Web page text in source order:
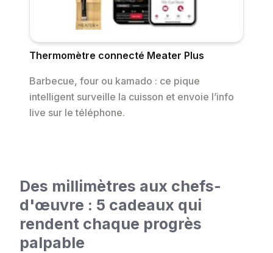
Thermomètre connecté Meater Plus
Barbecue, four ou kamado : ce pique
intelligent surveille la cuisson et envoie l’info
live sur le téléphone.
Des millimètres aux chefs-
d'œuvre : 5 cadeaux qui
rendent chaque progrès
palpable